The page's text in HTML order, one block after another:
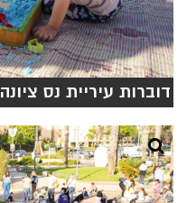
דוברות עיריית נס ציונה